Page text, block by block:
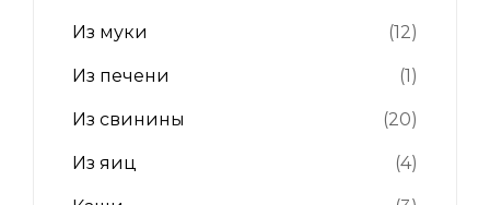
Из муки (12)
Из печени (1)
Из свинины (20)
Из яиц (4)